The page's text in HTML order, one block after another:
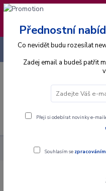
❣️ Od 4.8. do 13.8.
expedice
+420 725 736 293
Alba CD Chuck Wicks
Chuck Wicks -
Přednostní
Co nevidět budu rozesílat
Zadej email a budeš patřit
Přeji si odebírat novinky e-
Souhlasím se